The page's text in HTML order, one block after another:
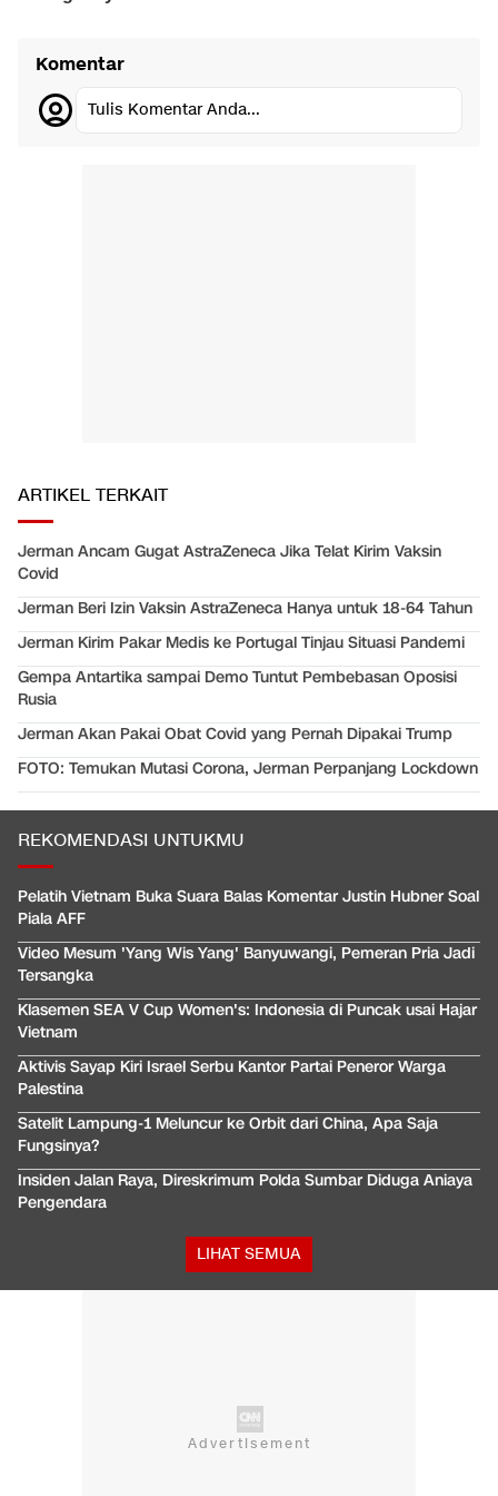
Komentar
Tulis Komentar Anda...
ARTIKEL TERKAIT
Jerman Ancam Gugat AstraZeneca Jika Telat Kirim Vaksin
Covid
Jerman Beri Izin Vaksin AstraZeneca Hanya untuk 18-64 Tahun
Jerman Kirim Pakar Medis ke Portugal Tinjau Situasi Pandemi
Gempa Antartika sampai Demo Tuntut Pembebasan Oposisi
Rusia
Jerman Akan Pakai Obat Covid yang Pernah Dipakai Trump
FOTO: Temukan Mutasi Corona, Jerman Perpanjang Lockdown
REKOMENDASI UNTUKMU
Pelatih Vietnam Buka Suara Balas Komentar Justin Hubner Soal
Piala AFF
Video Mesum 'Yang Wis Yang' Banyuwangi, Pemeran Pria Jadi
Tersangka
Klasemen SEA V Cup Women's: Indonesia di Puncak usai Hajar
Vietnam
Aktivis Sayap Kiri Israel Serbu Kantor Partai Peneror Warga
Palestina
Satelit Lampung-1 Meluncur ke Orbit dari China, Apa Saja
Fungsinya?
Insiden Jalan Raya, Direskrimum Polda Sumbar Diduga Aniaya
Pengendara
LIHAT SEMUA